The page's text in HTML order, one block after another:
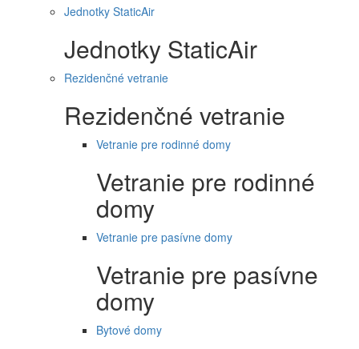
Jednotky StaticAir
Jednotky StaticAir
Rezidenčné vetranie
Rezidenčné vetranie
Vetranie pre rodinné domy
Vetranie pre rodinné
domy
Vetranie pre pasívne domy
Vetranie pre pasívne
domy
Bytové domy